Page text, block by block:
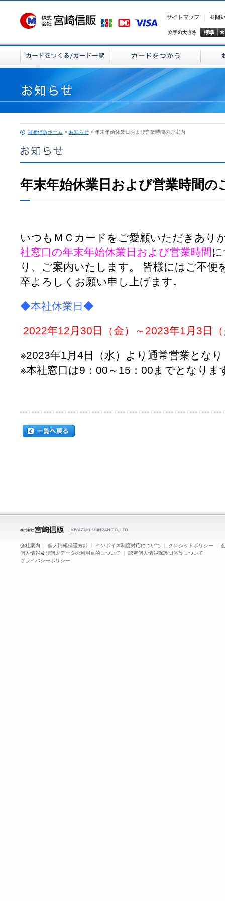
宮崎信販ホーム > お知らせ > 年末年始休業日および営業時間のご案内
年末年始休業日および営業時間の
いつもＭＣカードをご愛顧いただきあり
社窓口の年末年始休業日および営業時間
り、ご案内いたします。 皆様にはご不便
卒よろしくお願い申し上げます。
◆本社休業日◆
2022年12月30日（金）～2023年1月3日
※2023年1月4日（水）より通常営業とな
※本社窓口は9：00～15：00までとなりま
会社案内 | 個人情報保護方針 | インボイス制度対応について | クレジットポリシー |
個人情報及び個人データの利用目的について | 認定個人情報保護団体等について
プライバシーポリシー